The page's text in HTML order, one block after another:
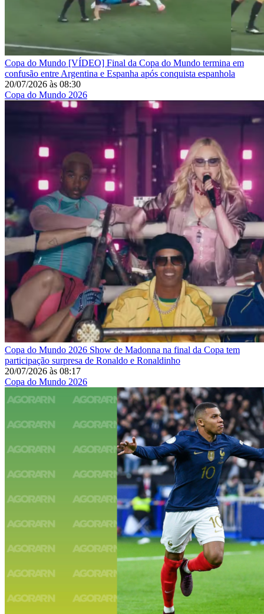
Copa do Mundo [VÍDEO] Final da Copa do Mundo termina em
confusão entre Argentina e Espanha após conquista espanhola
20/07/2026 às 08:30
Copa do Mundo 2026
Copa do Mundo 2026 Show de Madonna na final da Copa tem
participação surpresa de Ronaldo e Ronaldinho
20/07/2026 às 08:17
Copa do Mundo 2026